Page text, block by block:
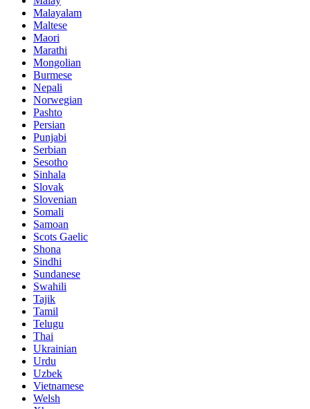
Malayalam
Maltese
Maori
Marathi
Mongolian
Burmese
Nepali
Norwegian
Pashto
Persian
Punjabi
Serbian
Sesotho
Sinhala
Slovak
Slovenian
Somali
Samoan
Scots Gaelic
Shona
Sindhi
Sundanese
Swahili
Tajik
Tamil
Telugu
Thai
Ukrainian
Urdu
Uzbek
Vietnamese
Welsh